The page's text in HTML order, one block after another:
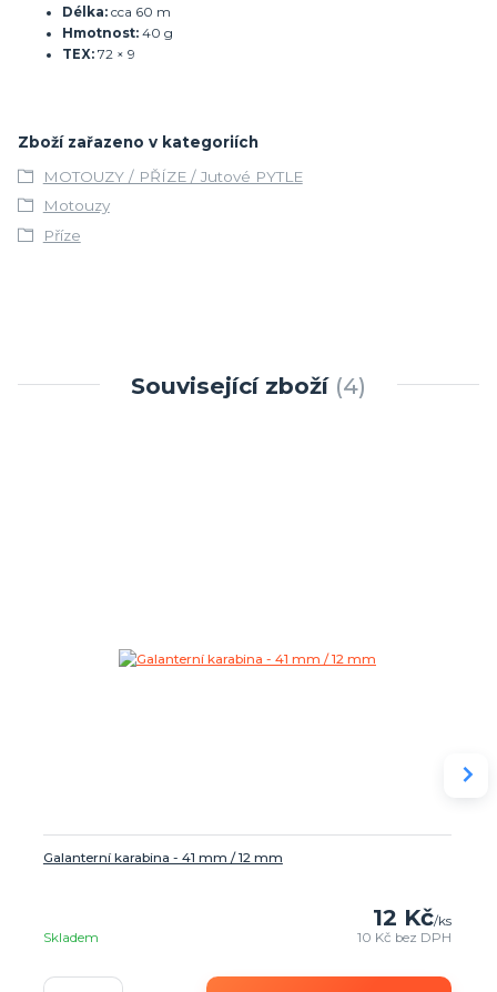
Délka: cca 60 m
Hmotnost: 40 g
TEX: 72 × 9
Zboží zařazeno v kategoriích
MOTOUZY / PŘÍZE / Jutové PYTLE
Motouzy
Příze
Související zboží 4
Galanterní karabina - 41 mm / 12 mm
12 Kč/ks
10 Kč bez DPH
Skladem